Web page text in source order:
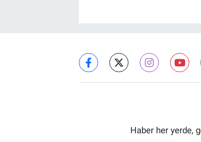
Haber her yerde,